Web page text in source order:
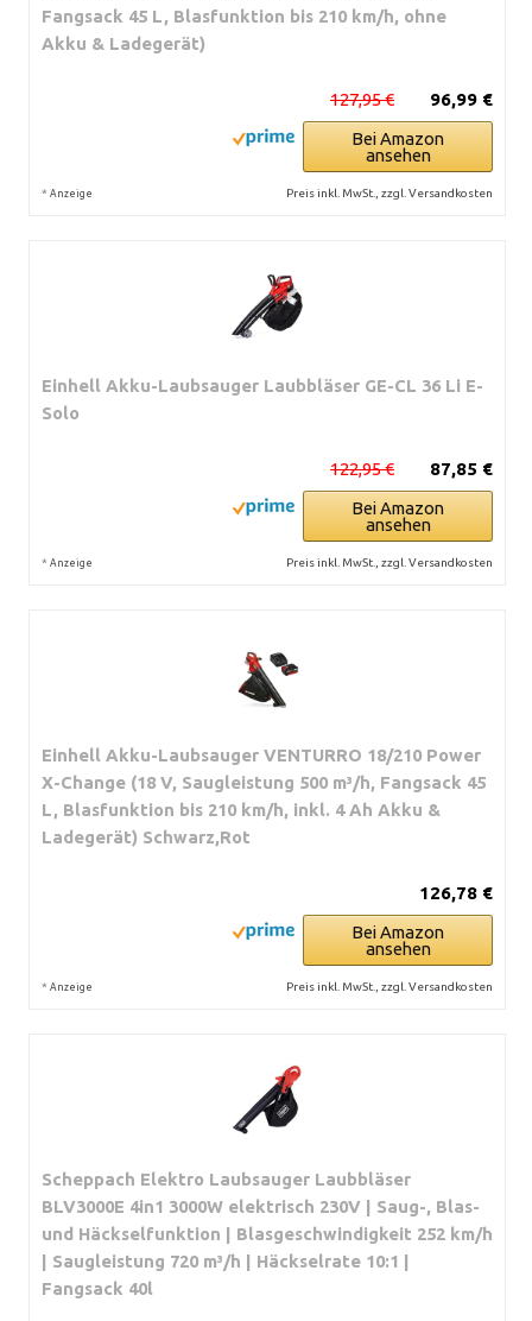
Fangsack 45 L, Blasfunktion bis 210 km/h, ohne
Akku & Ladegerät)
96,99 €
127,95 €
Bei Amazon
ansehen
* Anzeige Preis inkl. MwSt., zzgl. Versandkosten
Einhell Akku-Laubsauger Laubbläser GE-CL 36 Li E-
Solo
87,85 €
122,95 €
Bei Amazon
ansehen
* Anzeige Preis inkl. MwSt., zzgl. Versandkosten
Einhell Akku-Laubsauger VENTURRO 18/210 Power
X-Change (18 V, Saugleistung 500 m³/h, Fangsack 45
L, Blasfunktion bis 210 km/h, inkl. 4 Ah Akku &
Ladegerät) Schwarz,Rot
126,78 €
Bei Amazon
ansehen
* Anzeige Preis inkl. MwSt., zzgl. Versandkosten
Scheppach Elektro Laubsauger Laubbläser
BLV3000E 4in1 3000W elektrisch 230V | Saug-, Blas-
und Häckselfunktion | Blasgeschwindigkeit 252 km/h
| Saugleistung 720 m³/h | Häckselrate 10:1 |
Fangsack 40l